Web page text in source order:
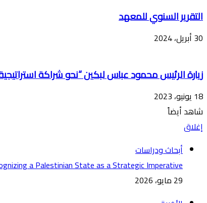
التقرير السنوي للمعهد
30 أبريل، 2024
زيارة الرئيس محمود عباس لبكين “نحو شراكة
18 يونيو، 2023
شاهد أيضاً
إغلاق
أبحاث ودراسات
a Palestinian State as a Strategic Imperative
29 مايو، 2026